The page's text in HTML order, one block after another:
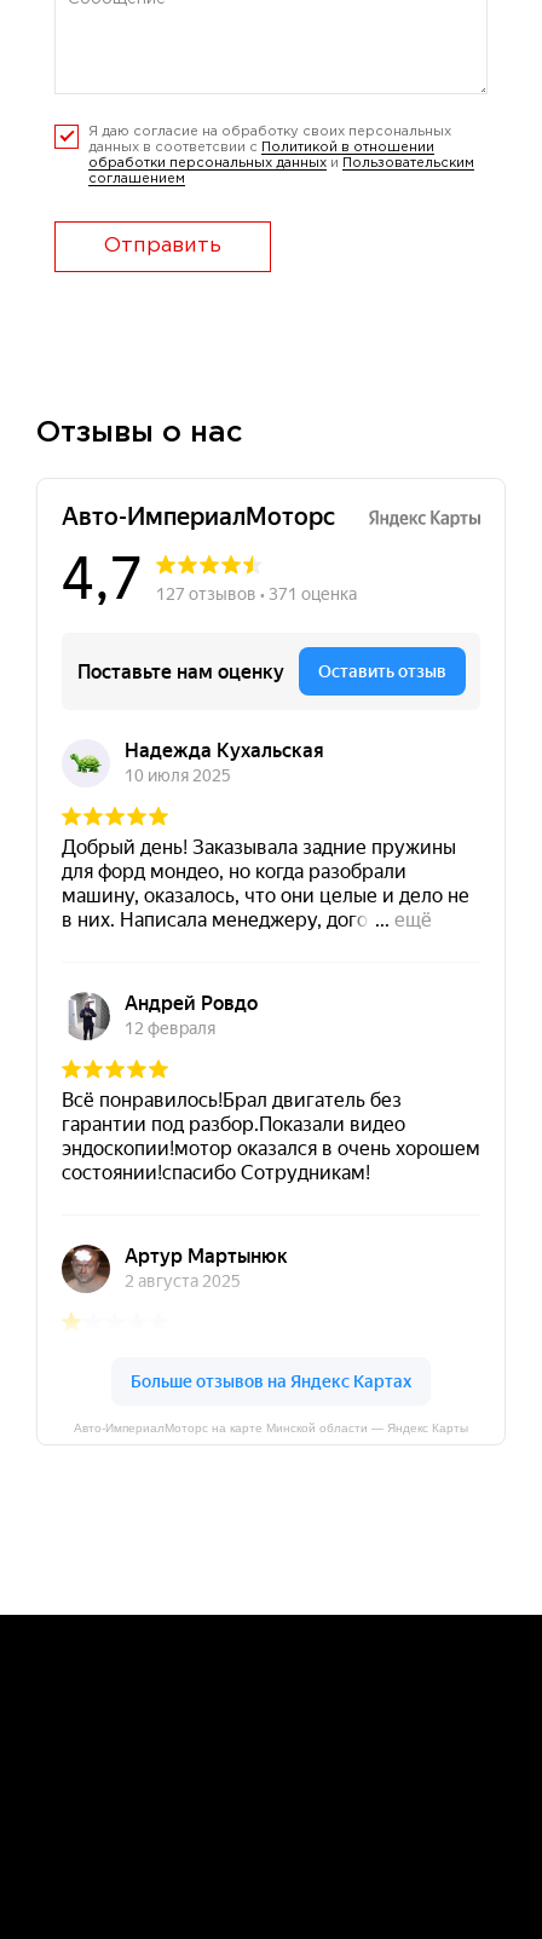
Я даю согласие на обработку своих персональных
данных в соответсвии с
Политикой в отношении
обработки персональных данных и
Пользовательским
соглашением
Отправить
Отзывы о нас
Авто-ИмпериалМоторс на карте Минской области — Яндекс Карты